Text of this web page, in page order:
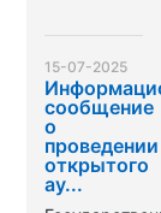
15-07-2025
сообщение
о
проведении
открытого
ау...